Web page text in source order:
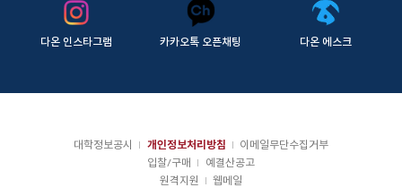
다온 인스타그램 카카오톡 오픈채팅 다온 에스크
대학정보공시 개인정보처리방침
이메일무단수집거부
입찰/구매
예결산공고
원격지원
웹메일